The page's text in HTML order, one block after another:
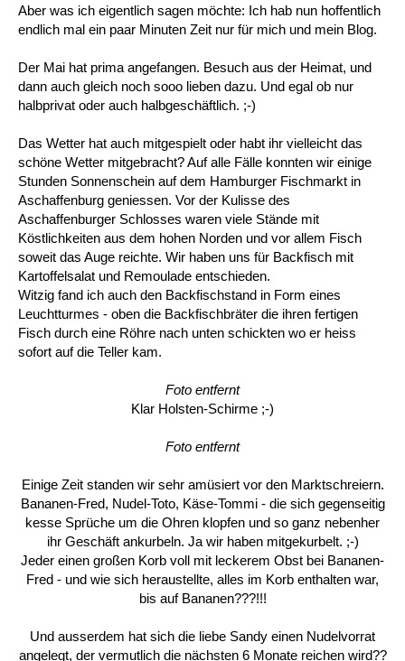
Aber was ich eigentlich sagen möchte: Ich hab nun hoffentlich
endlich mal ein paar Minuten Zeit nur für mich und mein Blog.
Der Mai hat prima angefangen. Besuch aus der Heimat, und
dann auch gleich noch sooo lieben dazu. Und egal ob nur
halbprivat oder auch halbgeschäftlich. ;-)
Das Wetter hat auch mitgespielt oder habt ihr vielleicht das
schöne Wetter mitgebracht? Auf alle Fälle konnten wir einige
Stunden Sonnenschein auf dem Hamburger Fischmarkt in
Aschaffenburg geniessen. Vor der Kulisse des
Aschaffenburger Schlosses waren viele Stände mit
Köstlichkeiten aus dem hohen Norden und vor allem Fisch
soweit das Auge reichte. Wir haben uns für Backfisch mit
Kartoffelsalat und Remoulade entschieden.
Witzig fand ich auch den Backfischstand in Form eines
Leuchtturmes - oben die Backfischbräter die ihren fertigen
Fisch durch eine Röhre nach unten schickten wo er heiss
sofort auf die Teller kam.
Foto entfernt
Klar Holsten-Schirme ;-)
Foto entfernt
Einige Zeit standen wir sehr amüsiert vor den Marktschreiern.
Bananen-Fred, Nudel-Toto, Käse-Tommi - die sich gegenseitig
kesse Sprüche um die Ohren klopfen und so ganz nebenher
ihr Geschäft ankurbeln. Ja wir haben mitgekurbelt. ;-)
Jeder einen großen Korb voll mit leckerem Obst bei Bananen-
Fred - und wie sich heraustellte, alles im Korb enthalten war,
bis auf Bananen???!!!
Und ausserdem hat sich die liebe Sandy einen Nudelvorrat
angelegt, der vermutlich die nächsten 6 Monate reichen wird??